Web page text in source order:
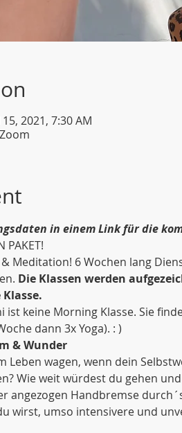
2021, 7:30 AM
in einem Link für die
PAKET!
Meditation! 6 Wochen lang
Die Klassen werden
ist keine Morning Klasse. Sie
dann 3x Yoga). : )
& Wunder
Leben wagen, wenn dein
Wie weit würdest du gehen
angezogen Handbremse
wirst, umso intensivere und